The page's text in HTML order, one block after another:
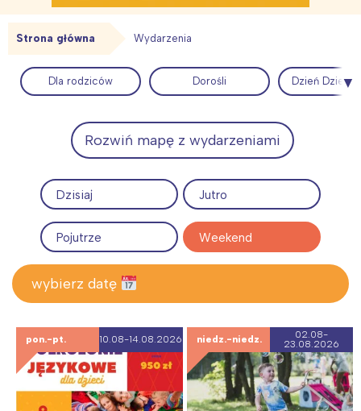
Strona główna Wydarzenia
Dla rodziców Dorośli Dzień
Rozwiń mapę z wydarzeniami
Dzisiaj Jutro
Pojutrze Weekend
wybierz datę
pon.-pt. 10.08-14.08.2026 niedz.-niedz.
02.08-
23.08.2026